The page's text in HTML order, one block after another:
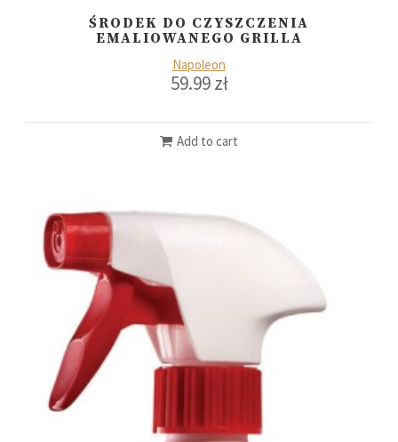
ŚRODEK DO CZYSZCZENIA
EMALIOWANEGO GRILLA
Napoleon
59.99zł
Add to cart